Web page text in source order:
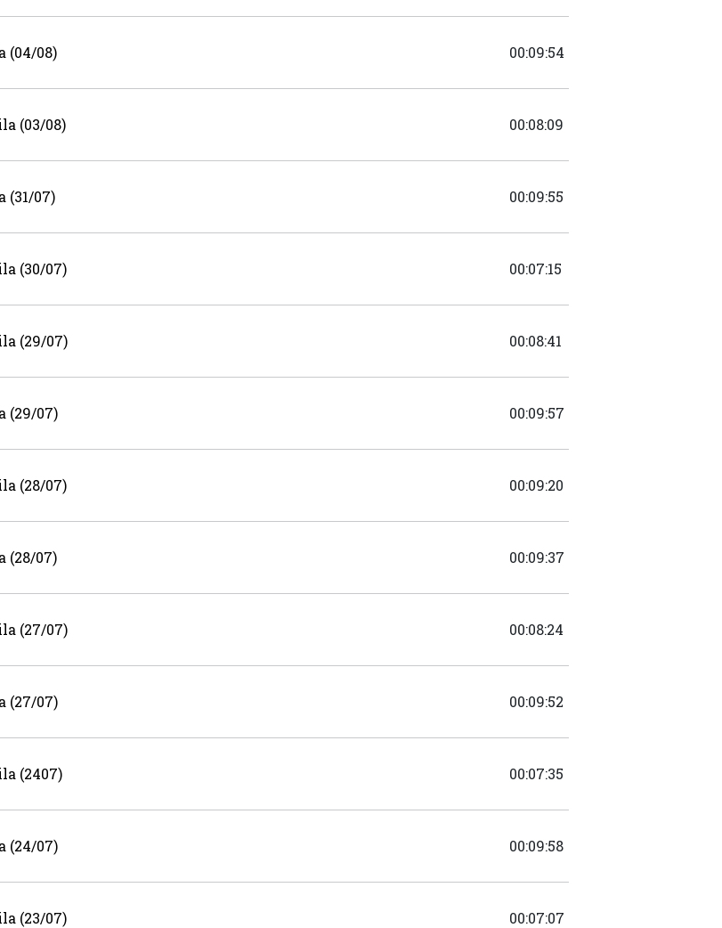
(04/08) 00:09:54
(03/08) 00:08:09
07) 00:09:55
(30/07) 00:07:15
(29/07) 00:08:41
(29/07) 00:09:57
(28/07) 00:09:20
(28/07) 00:09:37
(27/07) 00:08:24
(27/07) 00:09:52
(2407) 00:07:35
(24/07) 00:09:58
(23/07) 00:07:07